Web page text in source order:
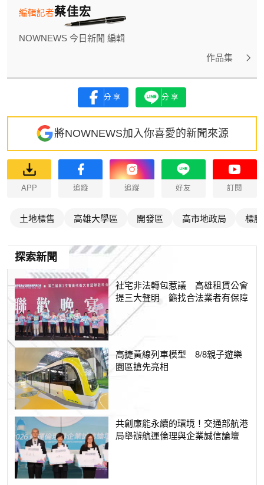
蔡佳宏
編輯記者
NOWNEWS 今日新聞 編輯
作品集
分享 分享
將NOWNEWS加入你喜愛的新聞來源
APP 追蹤 追蹤 好友 訂閱
土地標售 高雄大學區 開發區 高市地政局 標
探索新聞
社宅非法轉包惹議 高雄租賃公會
提三大聲明 籲找合法業者有保障
高捷黃線列車模型 8/8親子遊樂
園區搶先亮相
共創廉能永續的環境！交通部航港
局舉辦航運倫理與企業誠信論壇